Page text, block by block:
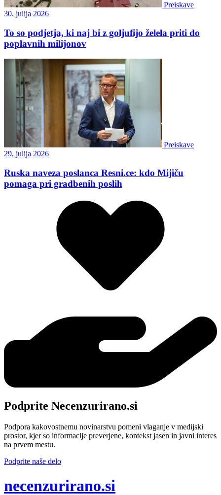
Preiskave
30. julija 2026
To so podjetja, ki naj bi z goljufijo želela priti do
poplavnih milijonov
Preiskave
29. julija 2026
Ruska naveza poslanca Resni.ce: kdo Mijiču
pomaga pri gradbenih poslih
Podprite Necenzurirano.si
Podpora kakovostnemu novinarstvu pomeni vlaganje v medijski
prostor, kjer so informacije preverjene, kontekst jasen in javni interes
na prvem mestu.
Podprite naše delo
necenzurirano.si